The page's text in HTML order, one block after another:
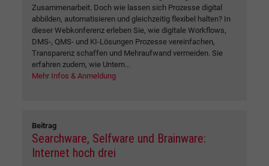
Zusammenarbeit. Doch wie lassen sich Prozesse digital
abbilden, automatisieren und gleichzeitig flexibel halten? In
dieser Webkonferenz erleben Sie, wie digitale Workflows,
DMS-, QMS- und KI-Lösungen Prozesse vereinfachen,
Transparenz schaffen und Mehraufwand vermeiden. Sie
erfahren zudem, wie Untern...
Mehr Infos & Anmeldung
Beitrag
Searchware, Selfware und Brainware:
Internet hoch drei